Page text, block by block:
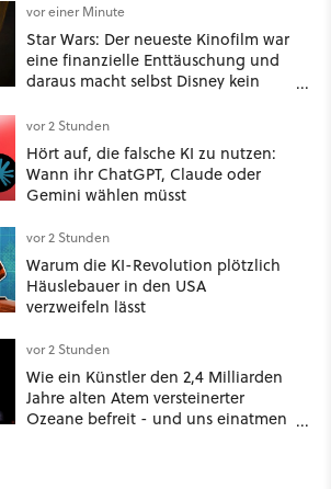
vor einer Minute
Star Wars: Der neueste Kinofilm war
eine finanzielle Enttäuschung und
daraus macht selbst Disney kein
vor 2 Stunden
Hört auf, die falsche KI zu nutzen:
Wann ihr ChatGPT, Claude oder
Gemini wählen müsst
vor 2 Stunden
Warum die KI-Revolution plötzlich
Häuslebauer in den USA
verzweifeln lässt
vor 2 Stunden
Wie ein Künstler den 2,4 Milliarden
Jahre alten Atem versteinerter
Ozeane befreit - und uns einatmen